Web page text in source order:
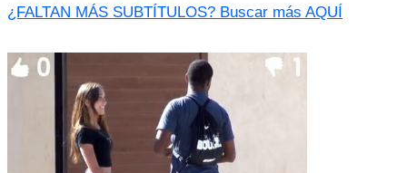
¿FALTAN MÁS SUBTÍTULOS? Buscar más AQUÍ